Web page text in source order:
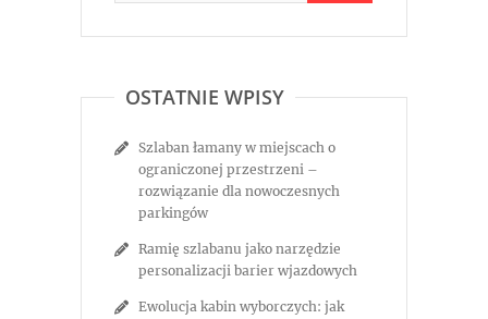
OSTATNIE WPISY
Szlaban łamany w miejscach o
ograniczonej przestrzeni –
rozwiązanie dla nowoczesnych
parkingów
Ramię szlabanu jako narzędzie
personalizacji barier wjazdowych
Ewolucja kabin wyborczych: jak